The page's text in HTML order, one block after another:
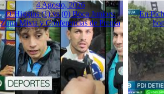
4 Agosto, 2026
O’Higgins (1) vs (0) Boca Juniors:
Zona Mixta y Conferencias de Prensa
En